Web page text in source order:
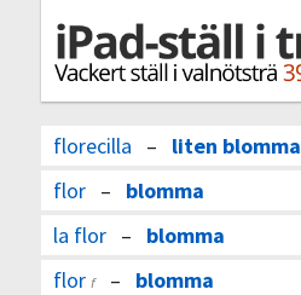
florecilla – liten blomma
flor– blomma
la flor– blomma
flor f– blomma